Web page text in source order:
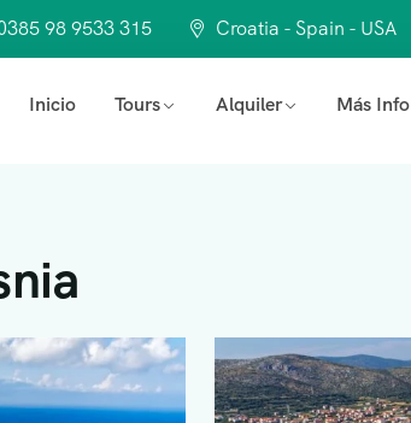
98 9533 315 Croatia - Spain - USA
Inicio Tours Alquiler Más Info